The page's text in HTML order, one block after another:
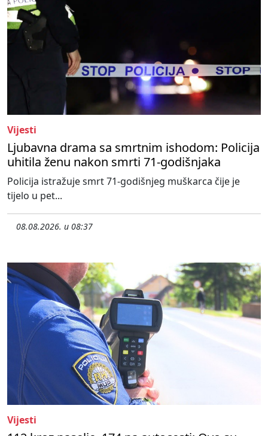
Vijesti
Ljubavna drama sa smrtnim ishodom: Policija
uhitila ženu nakon smrti 71-godišnjaka
Policija istražuje smrt 71-godišnjeg muškarca čije je
tijelo u pet...
08.08.2026. u 08:37
Vijesti